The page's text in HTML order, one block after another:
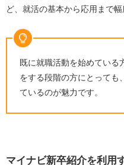
ど、就活の基本から応用まで
既に就職活動を始めている
をする段階の方にとっても
ているのが魅力です。
マイナビ新卒紹介を利用